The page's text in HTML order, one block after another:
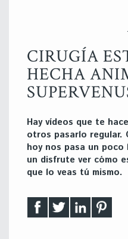
CIRUGÍA
HECHA
Hay vídeos que te
otros pasarlo regular.
hoy nos pasa un
un disfrute ver cómo
que lo veas tú mismo.